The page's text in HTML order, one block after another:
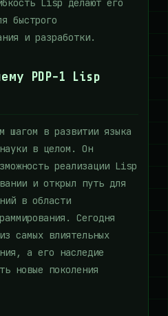
Lisp делают его
быстрого
и разработки.
PDP-1 Lisp
шагом в развитии языка
в целом. Он
реализации Lisp
и открыл путь для
в области
Сегодня
самых влиятельных
а его наследие
новые поколения